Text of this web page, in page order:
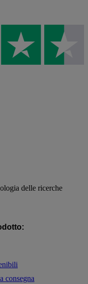
delle ricerche
consegna